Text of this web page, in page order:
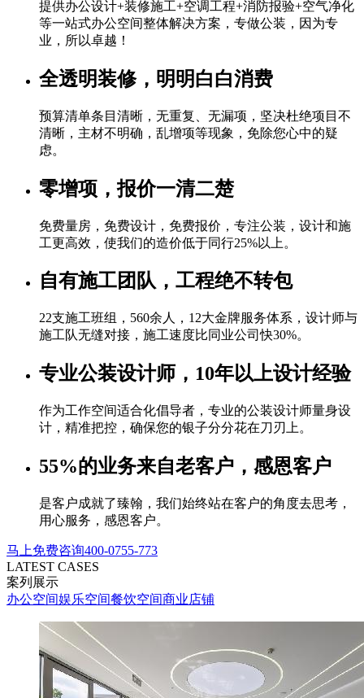
提供办公设计+装修施工+空调工程+消防报验+空气净化
等一站式办公空间整体解决方案，专做公装，因为专
业，所以卓越！
全透明装修，明明白白消费
预算清单条目清晰，无重复、无漏项，坚决杜绝项目不
清晰，主材不明确，乱增项等现象，免除您心中的疑
虑。
零增项，报价一清二楚
免费量房，免费设计，免费报价，专注公装，设计和施
工更高效，使我们的造价低于同行25%以上。
自有施工团队， 工程绝不转包
22支施工班组，560余人，12大金牌服务体系，设计师与
施工队无缝对接，施工速度比同业公司快30%。
专业公装设计师， 10年以上设计经验
作为工作空间适合化倡导者，专业的公装设计师量身设
计，精准把控，确保您的银子分分花在刀刃上。
55%的业务来自老客户， 感恩客户
是客户成就了臻翰，我们始终站在客户的角度去思考，
用心服务，感恩客户。
马上免费咨询400-0755-773
LATEST CASES
案列展示
办公空间娱乐空间餐饮空间商业店铺